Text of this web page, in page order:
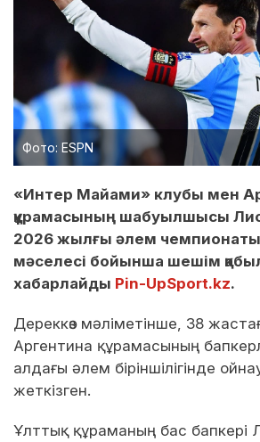
Фото: ESPN
«Интер Майами» клубы мен
құрамасының шабуылшысы
2026 жылғы әлем
мәселесі бойынша шешім
хабарлайды Pin-UpSport.kz.
Дереккөз мәліметінше, 38
Аргентина құрамасының
алдағы әлем біріншілігінде
жеткізген.
Ұлттық құраманың бас бапкері